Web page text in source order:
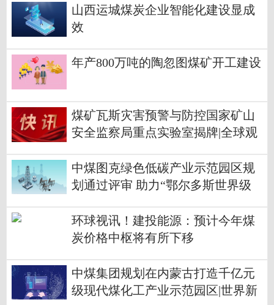
山西运城煤炭企业智能化建设显成
效
年产800万吨的陶忽图煤矿开工建设
煤矿瓦斯灾害预警与防控国家矿山
安全监察局重点实验室揭牌|全球观
中煤图克绿色低碳产业示范园区规
划通过评审 助力“鄂尔多斯世界级
天天资讯
环球视讯！建投能源：预计今年煤
炭价格中枢将有所下移
中煤集团规划在内蒙古打造千亿元
级现代煤化工产业示范园区|世界新